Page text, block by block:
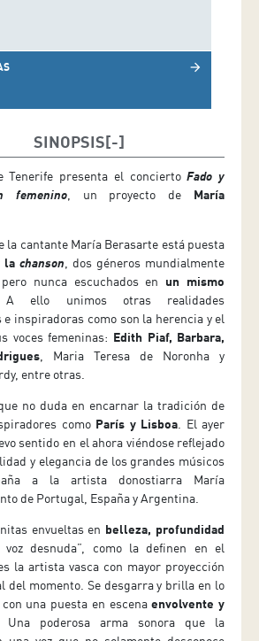
arrow_forward
SINOPSIS
Tenerife presenta el conciertoFado y
femenino, un proyecto de María
la cantante María Berasarte está puesta
lachanson , dos géneros mundialmente
nunca escuchados en un mismo
A ello unimos otras realidades
e inspiradoras como son la herencia y el
voces femeninas: Edith Piaf, Barbara,
, Maria Teresa de Noronha y
entre otras.
no duda en encarnar la tradición de
como París y Lisboa . El ayer
sentido en el ahora viéndose reflejado
y elegancia de los grandes músicos
a la artista donostiarra María
de Portugal, España y Argentina.
envueltas en belleza, profundidad
voz desnuda”, como la definen en el
la artista vasca con mayor proyección
del momento. Se desgarra y brilla en lo
una puesta en escenaenvolvente y
. Una poderosa arma sonora que la